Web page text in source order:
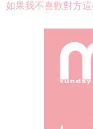
如果我不喜歡對方